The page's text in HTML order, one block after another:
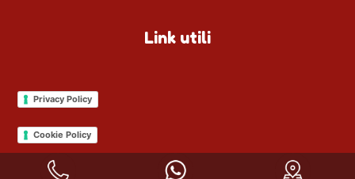
Link utili
Privacy Policy
Cookie Policy